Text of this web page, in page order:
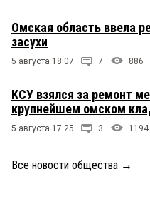
Омская область ввела
засухи
5 августа 18:07 7 886
КСУ взялся за ремонт
крупнейшем омском
5 августа 17:25 3 1194
Все новости общества →